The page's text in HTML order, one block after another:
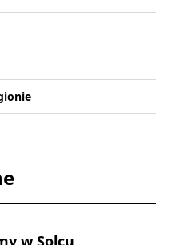
w Solcu